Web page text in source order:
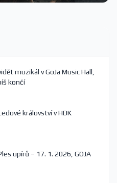
muzikál v GoJa Music Hall,
končí
království v HDK
upírů – 17. 1. 2026, GOJA